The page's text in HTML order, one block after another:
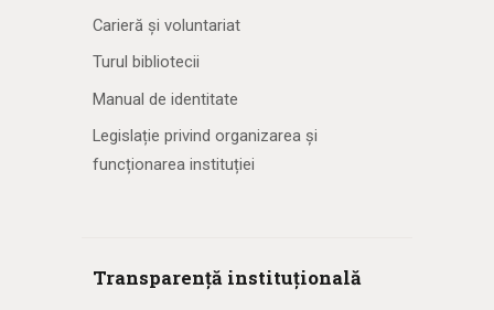
Carieră și voluntariat
Turul bibliotecii
Manual de identitate
Legislație privind organizarea și
funcționarea instituției
Transparență instituțională